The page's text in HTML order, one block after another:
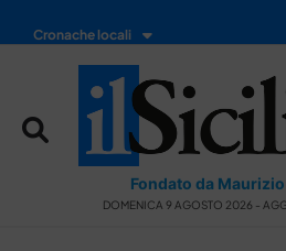
Cronache locali
Fondato da
DOMENICA 9 AGOSTO 2026 -